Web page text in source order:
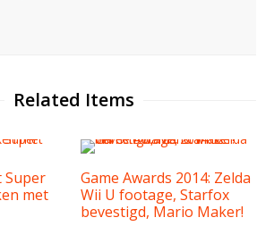
Related Items
Super
met
Game Awards 2014: Zelda
Wii U footage, Starfox
bevestigd, Mario Maker!